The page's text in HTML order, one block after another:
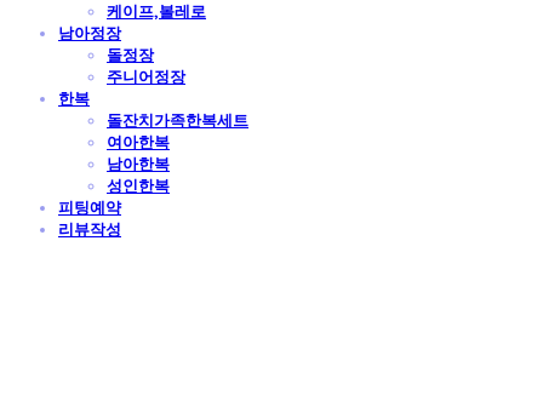
케이프,볼레로
남아정장
돌정장
주니어정장
한복
돌잔치가족한복세트
여아한복
남아한복
성인한복
피팅예약
리뷰작성